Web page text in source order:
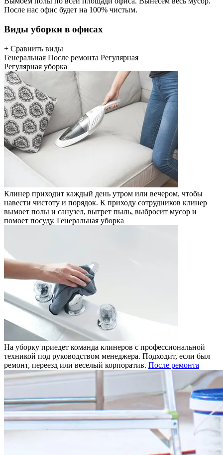
После нас офис будет на 100% чистым.
Виды уборки в офисах
+ Сравнить виды
Генеральная После ремонта Регулярная
Регулярная уборка
Клинер приходит каждый день утром или вечером, чтобы
навести чистоту и порядок. К приходу сотрудников клинер
вымоет полы и санузел, вытрет пыль, выбросит мусор и
помоет посуду. Генеральная уборка
На уборку приедет команда клинеров с профессиональной
техникой под руководством менеджера. Подходит, если был
ремонт, переезд или веселый корпоратив. После ремонта